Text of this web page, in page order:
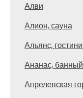
Алви
Алион, сауна
Альянс,
Ананас,
Апрелевская